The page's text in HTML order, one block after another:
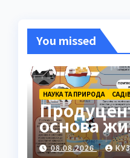
You missed
НАУКА ТА ПРИРОДА
основа
Земле:
08.08.2026